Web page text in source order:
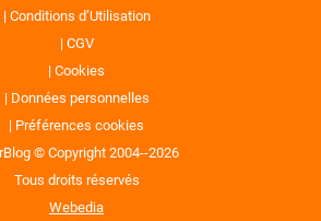
Conditions d’Utilisation
CGV
Cookies
Données personnelles
Préférences cookies
© Copyright 2004--2026
Tous droits réservés
Webedia